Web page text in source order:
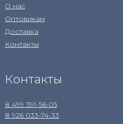
О нас
Оптовикам
Доставка
Контакты
Контакты
8 499 391-56-05
8 926 033-74-33